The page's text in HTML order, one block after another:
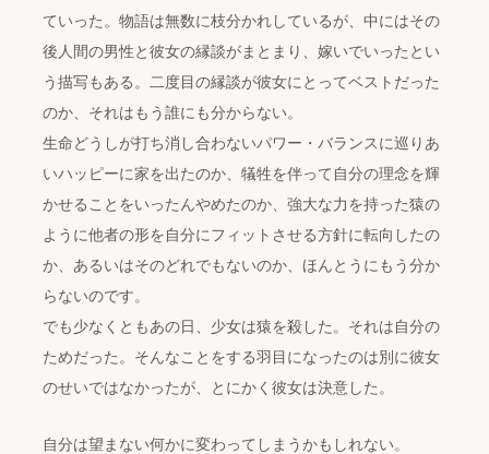
ていった。物語は無数に枝分かれしているが、中にはその
後人間の男性と彼女の縁談がまとまり、嫁いでいったとい
う描写もある。二度目の縁談が彼女にとってベストだった
のか、それはもう誰にも分からない。
生命どうしが打ち消し合わないパワー・バランスに巡りあ
いハッピーに家を出たのか、犠牲を伴って自分の理念を輝
かせることをいったんやめたのか、強大な力を持った猿の
ように他者の形を自分にフィットさせる方針に転向したの
か、あるいはそのどれでもないのか、ほんとうにもう分か
らないのです。
でも少なくともあの日、少女は猿を殺した。それは自分の
ためだった。そんなことをする羽目になったのは別に彼女
のせいではなかったが、とにかく彼女は決意した。
自分は望まない何かに変わってしまうかもしれない。